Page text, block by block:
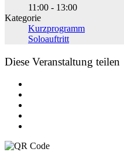
11:00 - 13:00
Kategorie
Kurzprogramm
Soloauftritt
Diese Veranstaltung teilen